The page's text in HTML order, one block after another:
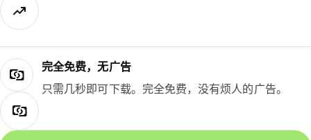
完全免费，无广告
只需几秒即可下载。完全免费，没有烦人的广告。